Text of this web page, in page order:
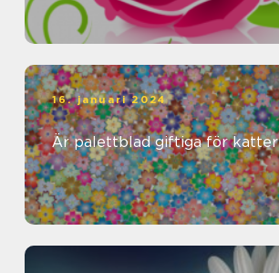
16. januari 2024
Är palettblad giftiga för katter